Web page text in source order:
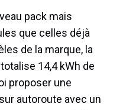
pack mais
que celles déjà
de la marque, la
14,4 kWh de
proposer une
autoroute avec un